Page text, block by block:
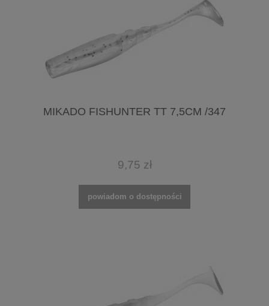
MIKADO FISHUNTER TT 7,5CM /347
9,75 zł
powiadom o dostępności